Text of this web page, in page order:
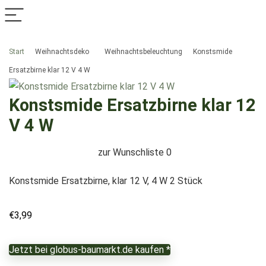
Start Weihnachtsdeko Weihnachtsbeleuchtung Konstsmide
Ersatzbirne klar 12 V 4 W
Konstsmide Ersatzbirne klar 12
V 4 W
zur Wunschliste 0
Konstsmide Ersatzbirne, klar 12 V, 4 W 2 Stück
€3,99
Jetzt bei globus-baumarkt.de kaufen *